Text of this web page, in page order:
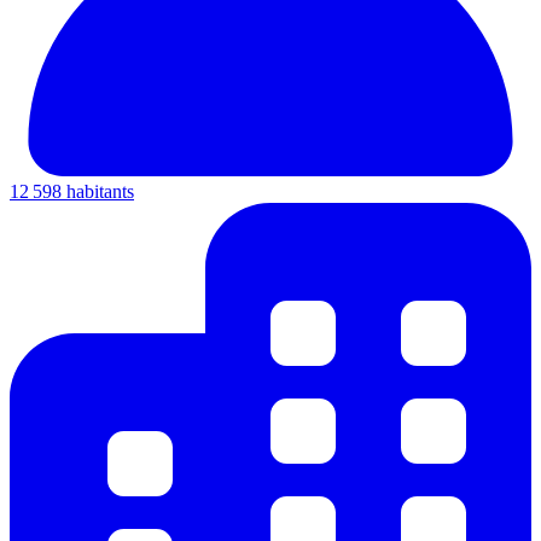
12 598 habitants